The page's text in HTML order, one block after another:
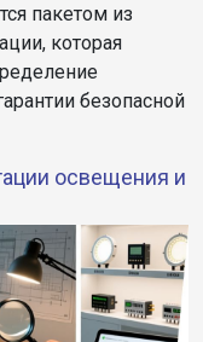
пакетом из
которая
безопасной
освещения и